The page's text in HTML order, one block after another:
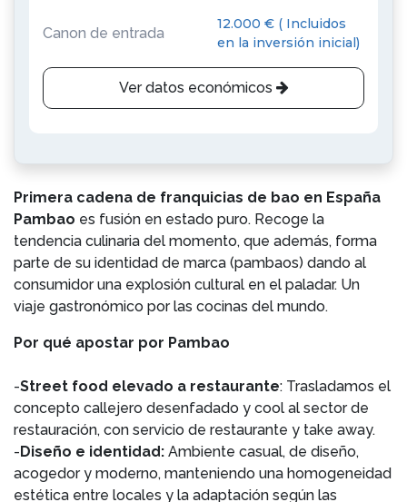
Canon de entrada
12.000 € ( Incluidos
en la inversión inicial)
Ver datos económicos
Primera cadena de franquicias de bao en España
Pambao es fusión en estado puro. Recoge la
tendencia culinaria del momento, que además, forma
parte de su identidad de marca (pambaos) dando al
consumidor una explosión cultural en el paladar. Un
viaje gastronómico por las cocinas del mundo.
Por qué apostar por Pambao
-Street food elevado a restaurante: Trasladamos el
concepto callejero desenfadado y cool al sector de
restauración, con servicio de restaurante y take away.
-Diseño e identidad: Ambiente casual, de diseño,
acogedor y moderno, manteniendo una homogeneidad
estética entre locales y la adaptación según las